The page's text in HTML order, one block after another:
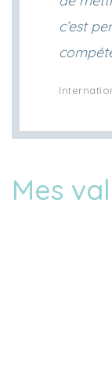
c’est
Mes